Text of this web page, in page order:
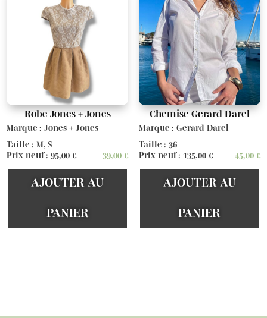
Robe Jones + Jones
Marque : Jones + Jones
Taille : M, S
Prix neuf :95,00€ 39,00€
AJOUTER AU
PANIER
Chemise Gerard Darel
Marque : Gerard Darel
Taille : 36
Prix neuf :135,00€ 45,00 €
AJOUTER AU
PANIER